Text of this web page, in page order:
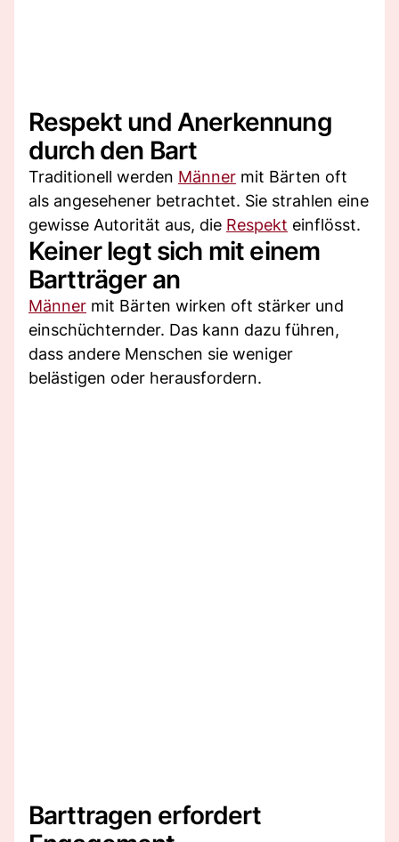
Respekt und Anerkennung
durch den Bart
Traditionell werden Männer mit Bärten oft
als angesehener betrachtet. Sie strahlen eine
gewisse Autorität aus, die Respekt einflösst.
Keiner legt sich mit einem
Bartträger an
Männer mit Bärten wirken oft stärker und
einschüchternder. Das kann dazu führen,
dass andere Menschen sie weniger
belästigen oder herausfordern.
Barttragen erfordert